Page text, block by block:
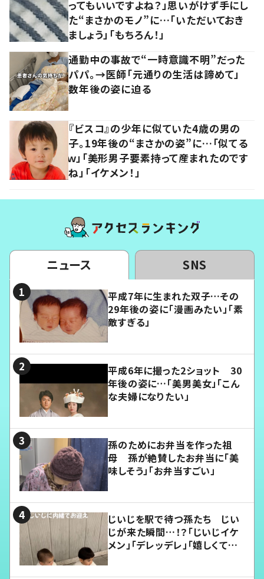
ってもいいですよね？」思いがけず手にし
た“まさかのモノ”に…「いただいておき
ましょう」「もちろん！」
通勤中の事故で“一時意識不明”だった
パパ。→医師「元通りの生活は諦めて」
数年後の姿に迫る
『ビスコ』の少年に似ていた4歳の男の
子。19年後の“まさかの姿”に…「似てる
ｗ」「美形男子要素持って産まれたのです
ね」「イケメン！」
ニュース SNS
平成7年に生まれた双子…その
29年後の姿に「漫画みたい」「素
敵すぎる」
平成6年に撮った2ショット 30
年後の姿に…「美男美女」「こん
な夫婦になりたい」
孫のためにお弁当を作った祖
母 孫が絶賛したお弁当に「美
味しそう」「お弁当すごい」
じいじを駅で待つ孫たち じい
じが来た瞬間…！？「じいじイケ
メン」「デレッデレ」「嬉しくて可